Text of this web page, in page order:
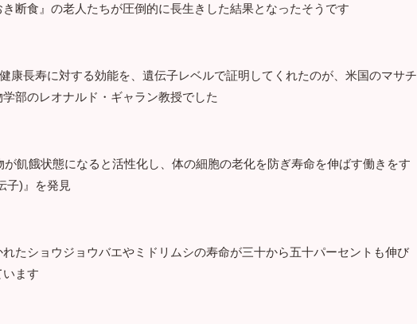
断食』の老人たちが圧倒的に長生きした結果となったそうです
康長寿に対する効能を、遺伝子レベルで証明してくれたのが、米国のマサチ
部のレオナルド・ギャラン教授でした
が飢餓状態になると活性化し、体の細胞の老化を防ぎ寿命を伸ばす働きをす
子)』を発見
たショウジョウバエやミドリムシの寿命が三十から五十パーセントも伸び
います